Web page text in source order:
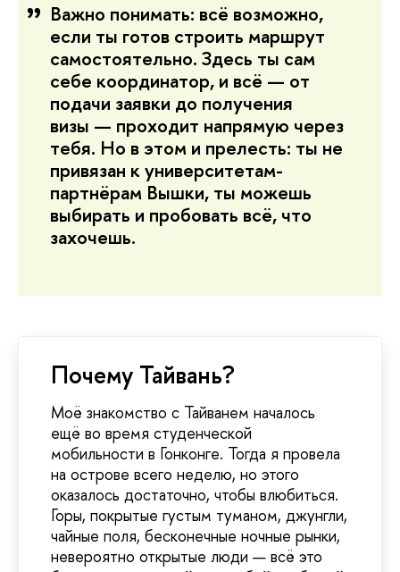
Важно понимать: всё возможно,
если ты готов строить маршрут
самостоятельно. Здесь ты сам
себе координатор, и всё — от
подачи заявки до получения
визы — проходит напрямую через
тебя. Но в этом и прелесть: ты не
привязан к университетам-
партнёрам Вышки, ты можешь
выбирать и пробовать всё, что
захочешь.
Почему Тайвань?
Моё знакомство с Тайванем началось
ещё во время студенческой
мобильности в Гонконге. Тогда я провела
на острове всего неделю, но этого
оказалось достаточно, чтобы влюбиться.
Горы, покрытые густым туманом, джунгли,
чайные поля, бесконечные ночные рынки,
невероятно открытые люди — всё это